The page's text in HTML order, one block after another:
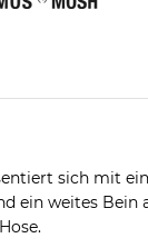
sich mit
ein weites Bein